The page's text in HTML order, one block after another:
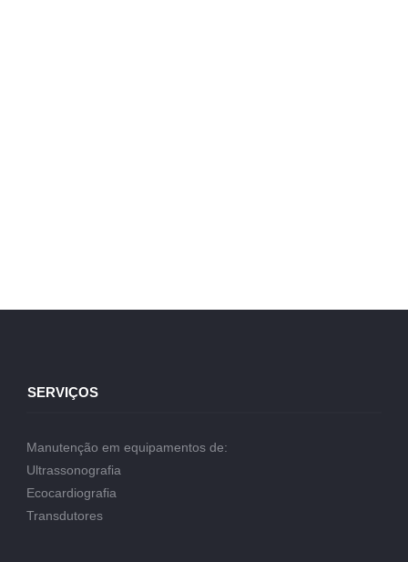
SERVIÇOS
Manutenção em equipamentos de:
Ultrassonografia
Ecocardiografia
Transdutores